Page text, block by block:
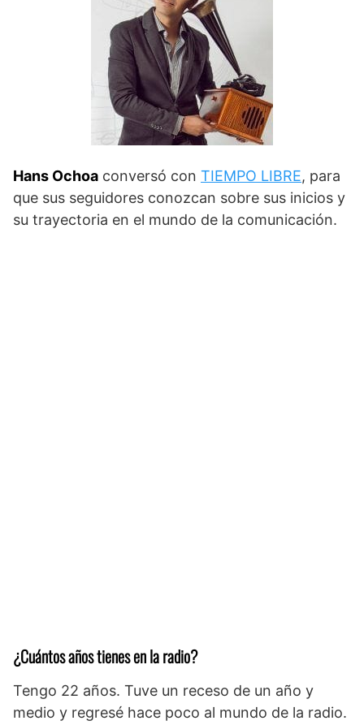
Hans Ochoa conversó con TIEMPO LIBRE, para
que sus seguidores conozcan sobre sus inicios y
su trayectoria en el mundo de la comunicación.
¿Cuántos años tienes en la radio?
Tengo 22 años. Tuve un receso de un año y
medio y regresé hace poco al mundo de la radio.